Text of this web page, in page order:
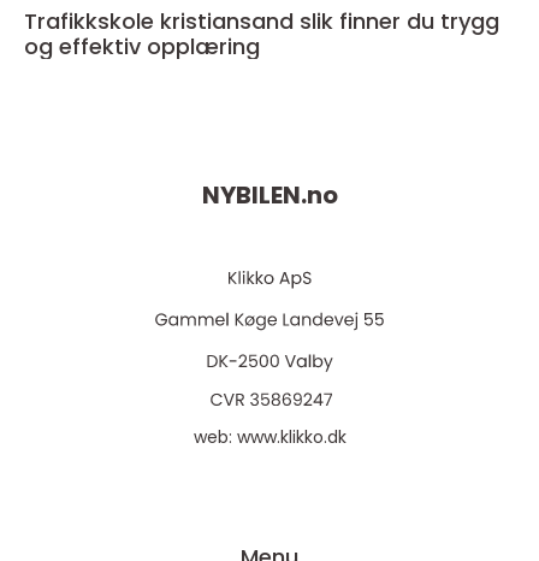
Trafikkskole kristiansand slik finner du trygg
og effektiv opplæring
NYBILEN.no
web: www.klikko.dk